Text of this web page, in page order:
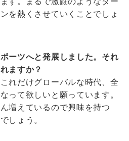
を熱くさせていくことでしょ
ーツへと発展しました。それ
ますか？
れだけグローバルな時代、全
って欲しいと願っています。
増えているので興味を持つ
しょう。